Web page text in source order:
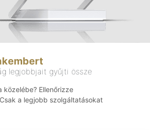
legjobbjait gyűjti össze
közelébe? Ellenőrizze
a legjobb szolgáltatásokat